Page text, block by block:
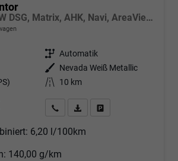
1.5 eTSI 110 kW DSG, Matrix, AHK, Navi, AreaView, Side, el. Klappe, Winter, 5 J.-Garantie
Getriebe Automatik
Außenfarbe
Nevada Weiß Metallic
Kilometerstand 10 km
Angebot anfordern
Fahrzeugexpose (PDF)
6,20 l/100km
140,00 g/km